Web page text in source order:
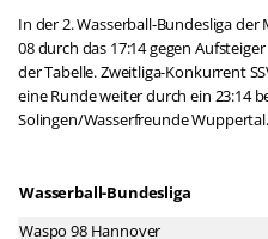
In der 2. Wasserball-Bundesliga
08 durch das 17:14 gegen
der Tabelle. Zweitliga-Konkurrent
eine Runde weiter durch ein 23:14
Solingen/Wasserfreunde Wuppertal.
Wasserball-Bundesliga
Waspo 98 Hannover